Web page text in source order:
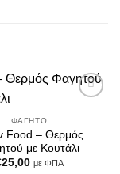
ΦΑΓΗΤΌ
Food – Θερμός
με Κουτάλι
25,00 με ΦΠΑ